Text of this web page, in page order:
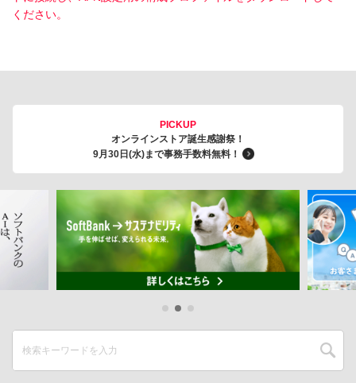
ください。
PICKUP
オンラインストア誕生感謝祭！
9月30日(水)まで事務手数料無料！